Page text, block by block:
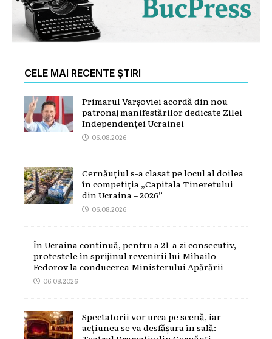
CELE MAI RECENTE ȘTIRI
Primarul Varșoviei acordă din nou
patronaj manifestărilor dedicate Zilei
Independenței Ucrainei
06.08.2026
Cernăuțiul s-a clasat pe locul al doilea
în competiția „Capitala Tineretului
din Ucraina – 2026”
06.08.2026
În Ucraina continuă, pentru a 21-a zi consecutiv,
protestele în sprijinul revenirii lui Mîhailo
Fedorov la conducerea Ministerului Apărării
06.08.2026
Spectatorii vor urca pe scenă, iar
acțiunea se va desfășura în sală: